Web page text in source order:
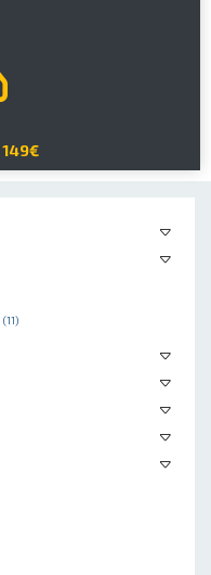
(11)
149€